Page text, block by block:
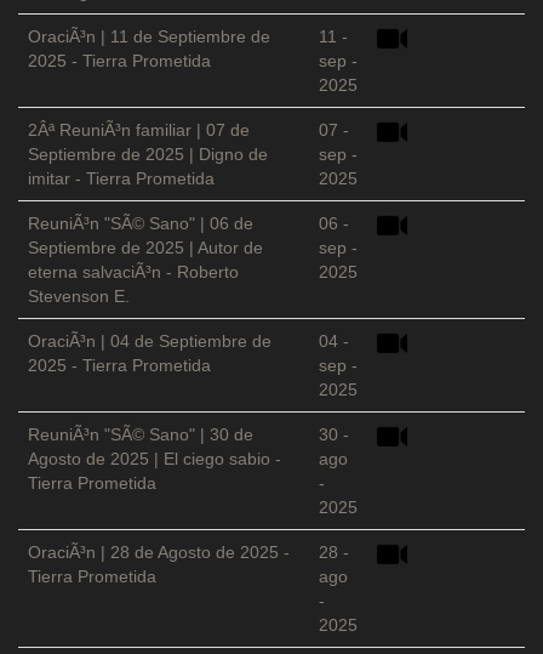
OraciÃ³n | 11 de Septiembre de
2025 - Tierra Prometida
11 -
sep -
2025
2Âª ReuniÃ³n familiar | 07 de
Septiembre de 2025 | Digno de
imitar - Tierra Prometida
07 -
sep -
2025
ReuniÃ³n "SÃ© Sano" | 06 de
Septiembre de 2025 | Autor de
eterna salvaciÃ³n - Roberto
Stevenson E.
06 -
sep -
2025
OraciÃ³n | 04 de Septiembre de
2025 - Tierra Prometida
04 -
sep -
2025
ReuniÃ³n "SÃ© Sano" | 30 de
Agosto de 2025 | El ciego sabio -
Tierra Prometida
30 -
ago
-
2025
OraciÃ³n | 28 de Agosto de 2025 -
Tierra Prometida
28 -
ago
-
2025